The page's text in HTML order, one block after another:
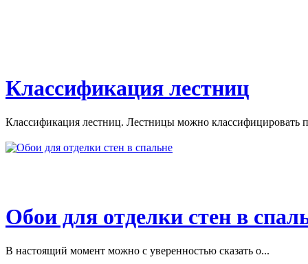
Классификация лестниц
Классификация лестниц. Лестницы можно классифицировать
Обои для отделки стен в
В настоящий момент можно с уверенностью сказать о...